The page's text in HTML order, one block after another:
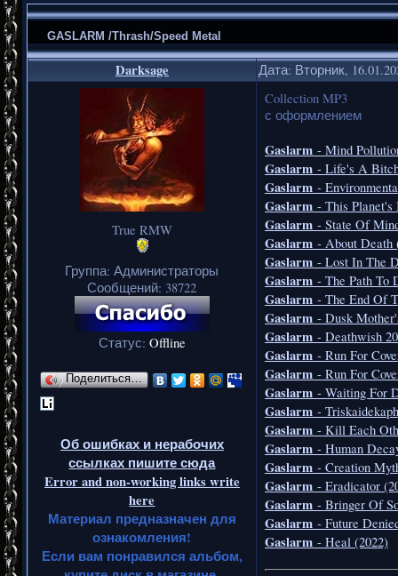
GASLARM /Thrash/Speed Metal
Darksage Дата: Вторник,
True RMW
Группа: Администраторы
Сообщений: 38722
Статус: Offline
Поделиться…
Об ошибках и нерабочих
ссылках пишите сюда
Error and non-working links write
here
Материал предназначен для
ознакомления!
Если вам понравился альбом,
Collection MP3
с оформлением
Gaslarm - Mind
Gaslarm - Life's A
Gaslarm -
Gaslarm - This Planet's
Gaslarm - State Of
Gaslarm - About Death
Gaslarm - Lost In The
Gaslarm - The Path To
Gaslarm - The End Of
Gaslarm - Dusk
Gaslarm - Deathwish
Gaslarm - Run For
Gaslarm - Run For
Gaslarm - Waiting For
Gaslarm -
Gaslarm - Kill Each
Gaslarm - Human
Gaslarm - Creation
Gaslarm - Eradicator
Gaslarm - Bringer Of
Gaslarm - Future
Gaslarm - Heal (2022)